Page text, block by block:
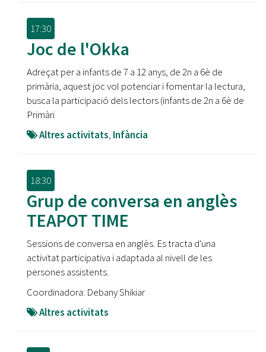
17:30
Joc de l'Okka
Adreçat per a infants de 7 a 12 anys, de 2n a 6è de
primària, aquest joc vol potenciar i fomentar la lectura,
busca la participació dels lectors (infants de 2n a 6è de
Primàri
Altres activitats, Infància
18:30
Grup de conversa en anglès
TEAPOT TIME
Sessions de conversa en anglès. Es tracta d'una
activitat participativa i adaptada al nivell de les
persones assistents.
Coordinadora: Debany Shikiar
Altres activitats